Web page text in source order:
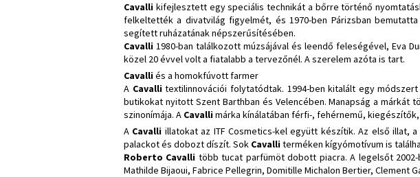
Cavalli kifejlesztett egy speciális technikát a bőrre történő
felkeltették a divatvilág figyelmét, és 1970-ben Párizsban
segített ruházatának népszerűsítésében.
Cavalli 1980-ban találkozott múzsájával és leendő feleségével, Eva
közel 20 évvel volt a fiatalabb a tervezőnél. A szerelem azóta is tart.
Cavalliés a homokfúvott farmer
A Cavallitextilinnovációi folytatódtak. 1994-ben kitalált egy
butikokat nyitott Szent Barthban és Velencében. Manapság a
szinonímája. A Cavallimárka kínálatában férfi-, fehérnemű,
A Cavalli illatokat az ITF Cosmetics-kel együtt készítik. Az első illat, a
palackot és dobozt díszít. Sok Cavalliterméken kígyómotívum is
Roberto Cavalli több tucat parfümöt dobott piacra. A legelsőt
Mathilde Bijaoui, Fabrice Pellegrin, Domitille Michalon Bertier, Clement